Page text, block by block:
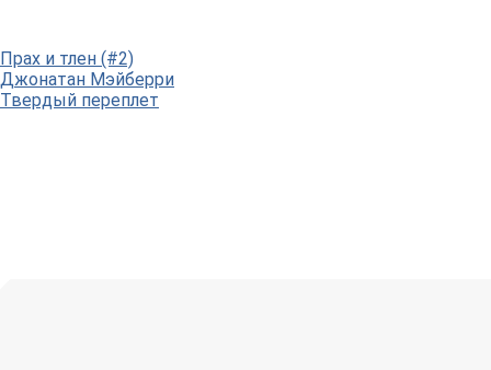
Прах и тлен (#2)
Джонатан Мэйберри
Твердый переплет